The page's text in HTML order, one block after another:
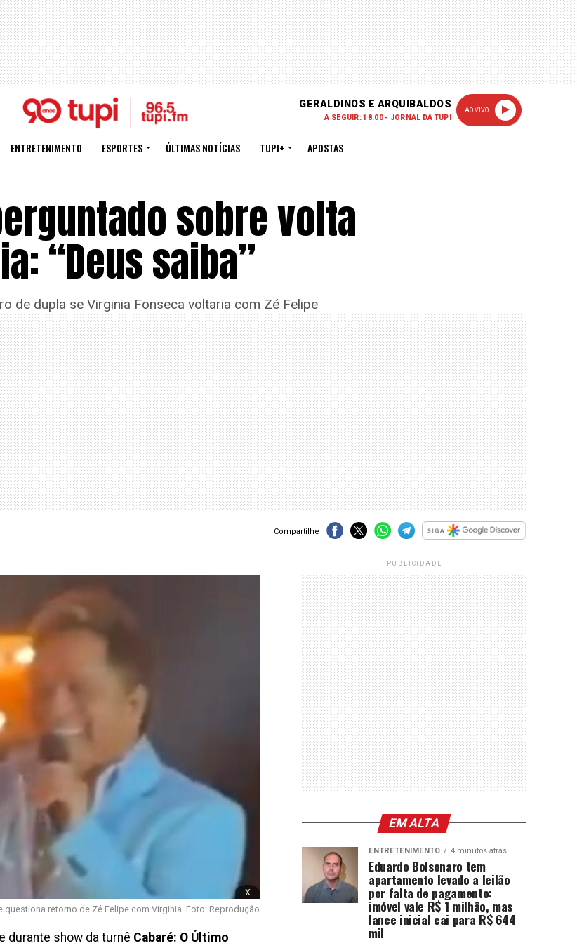
GERALDINOS E ARQUIBALDOS
A SEGUIR: 18:00 - JORNAL DA TUPI
AO VIVO
ENTRETENIMENTO ESPORTES ÚLTIMAS NOTÍCIAS TUPI+ APOSTAS
sobre volta
“Deus saiba”
de dupla se Virginia Fonseca voltaria com Zé Felipe
Compartilhe
x
retorno de Zé Felipe com Virginia. Foto: Reprodução
durante show da turnê Cabaré: O Último
PUBLICIDADE
EM ALTA
ENTRETENIMENTO 4 minutos atrás
Eduardo Bolsonaro tem
apartamento levado a leilão
por falta de pagamento:
imóvel vale R$ 1 milhão, mas
lance inicial cai para R$ 644
mil